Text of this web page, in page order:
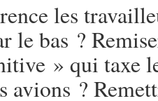
les
le bas ?
» qui taxe
avions ?